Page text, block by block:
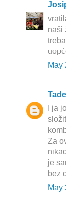
naši
May
I ja
Za
je
bez
May